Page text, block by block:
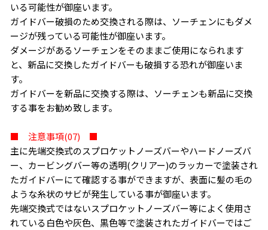
いる可能性が御座います。
ガイドバー破損のため交換される際は、ソーチェンにもダメ
ージが残っている可能性が御座います。
ダメージがあるソーチェンをそのままご使用になられます
と、新品に交換したガイドバーも破損する恐れが御座いま
す。
ガイドバーを新品に交換する際は、ソーチェンも新品に交換
する事をお勧め致します。
■ 注意事項(07) ■
主に先端交換式のスプロケットノーズバーやハードノーズバ
ー、カービングバー等の透明(クリアー)のラッカーで塗装され
たガイドバーにて確認する事ができますが、表面に髪の毛の
ような糸状のサビが発生している事が御座います。
先端交換式ではないスプロケットノーズバー等によく使用さ
れている白色や灰色、黒色等で塗装されたガイドバーではご